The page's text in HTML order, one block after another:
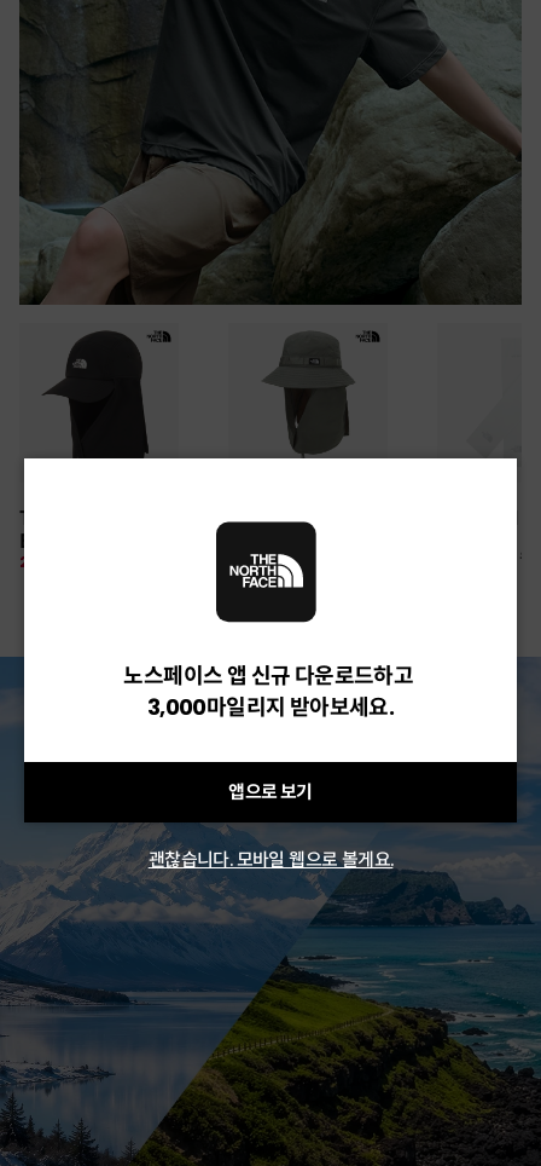
TNF LIGHT SHIELD
EX CAP
28%
CAMP WEBBING
SHIELD HAT
67,500 원
10% 26,100 원
여름 탈출 원정대
뉴질랜드 & 제주도 여행권 증정 찬스
노스페이스 앱 신규 다운로드하고
3,000마일리지 받아보세요.
앱으로 보기
괜찮습니다. 모바일 웹으로 볼게요.